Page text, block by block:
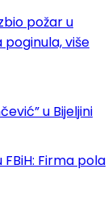
požar u
poginula, više
u Bijeljini
Firma pola